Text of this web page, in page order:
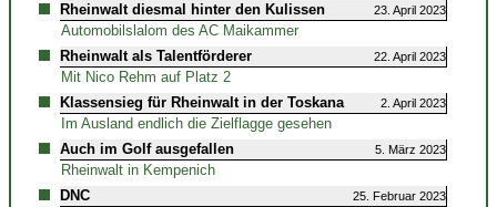
Rheinwalt diesmal hinter den Kulissen
23. April 2023
Automobilslalom des AC Maikammer
Rheinwalt als Talentförderer
22. April 2023
Mit Nico Rehm auf Platz 2
Klassensieg für Rheinwalt in der Toskana
2. April 2023
Im Ausland endlich die Zielflagge gesehen
Auch im Golf ausgefallen
5. März 2023
Rheinwalt in Kempenich
DNC
25. Februar 2023